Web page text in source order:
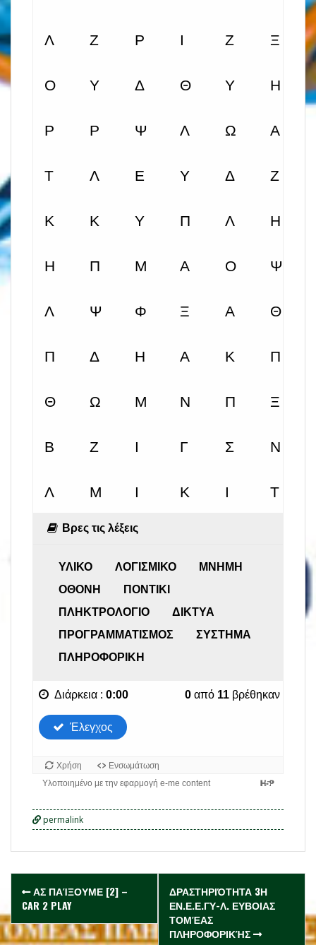
permalink
Post
navigation
ΑΣ ΠΑΊΞΟΥΜΕ [2] –
CAR 2 PLAY
ΔΡΑΣΤΗΡΙΌΤΗΤΑ 3Η
ΕΝ.Ε.Ε.ΓΥ-Λ. ΕΥΒΟΙΑΣ
ΤΟΜΈΑΣ
ΠΛΗΡΟΦΟΡΙΚΉΣ